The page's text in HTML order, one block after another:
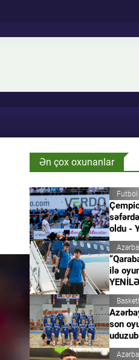
Ən çox oxunanlar
Futbol
oldu -
ilə
son